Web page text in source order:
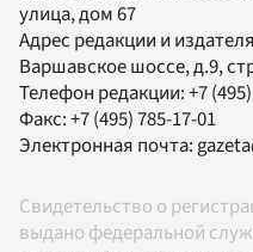
улица, дом 67
Адрес редакции и
Варшавское шоссе, д.9,
Телефон редакции:+7
Факс:+7 (495) 785-17-01
Электронная почта:
Свидетельство о
выдано федеральной